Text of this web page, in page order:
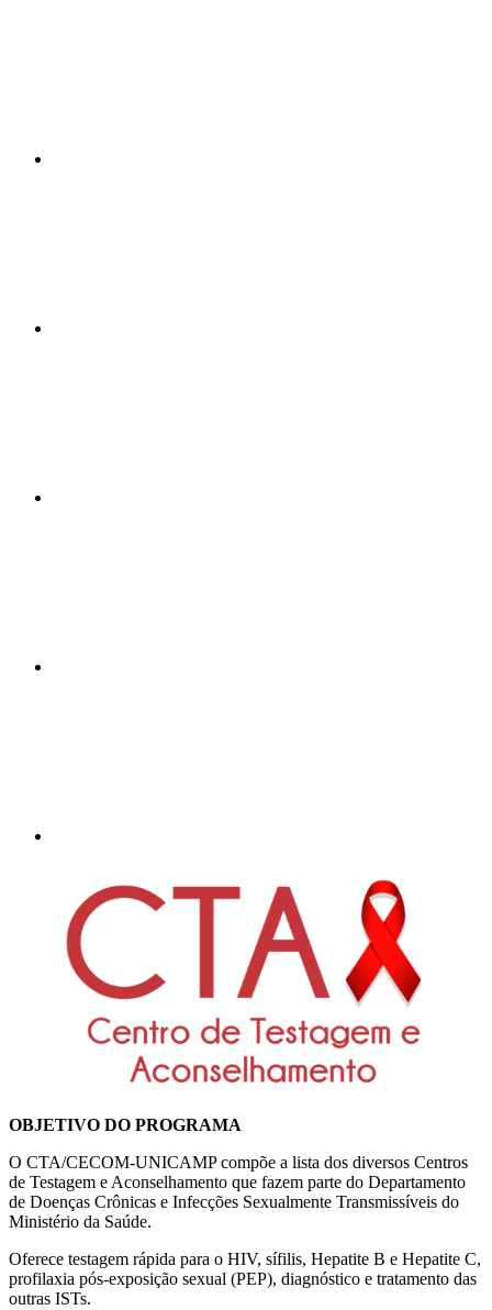
OBJETIVO DO PROGRAMA
O CTA/CECOM-UNICAMP compõe a lista dos diversos Centros
de Testagem e Aconselhamento que fazem parte do Departamento
de Doenças Crônicas e Infecções Sexualmente Transmissíveis do
Ministério da Saúde.
Oferece testagem rápida para o HIV, sífilis, Hepatite B e Hepatite C,
profilaxia pós-exposição sexual (PEP), diagnóstico e tratamento das
outras ISTs.